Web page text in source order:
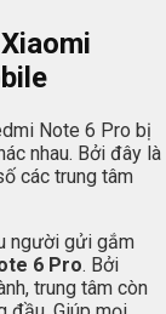
Note 6 Pro bị
nhau. Bởi đây là
các trung tâm
người gửi gắm
6 Pro. Bởi
trung tâm còn